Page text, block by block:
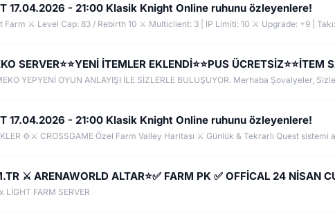
17.04.2026 - 21:00 Klasik Knight Online ruhunu özleyenlere!
Farm ⚔️ Level Cap: 83 / Rebirth 10 ⚔️ Multiclient: 3 | IP Limiti: 10 ⚔️ Upgrade: +9 |
17.04.2026 - 21:00 Klasik Knight Online ruhunu özleyenlere!
LİGHT FARM SERVER